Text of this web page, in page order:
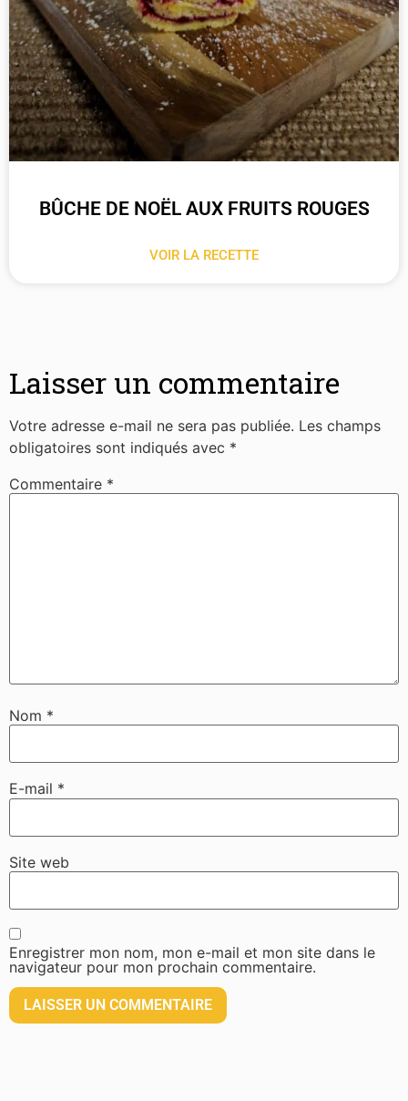
BÛCHE DE NOËL AUX FRUITS ROUGES
VOIR LA RECETTE
Laisser un commentaire
Votre adresse e-mail ne sera pas publiée. Les champs
obligatoires sont indiqués avec *
Commentaire *
Nom *
E-mail *
Site web
Enregistrer mon nom, mon e-mail et mon site dans le
navigateur pour mon prochain commentaire.